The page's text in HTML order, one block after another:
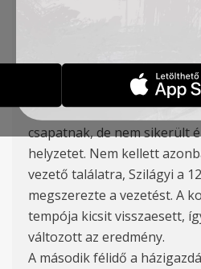
A TSC csapata
első mérkőzését, Szilágyi
megszerezhette volna a
csapatnak, de nem sikerült
helyzetet. Nem kellett
vezető találatra, Szilágyi a
megszerezte a vezetést. A
tempója kicsit visszaesett,
változott az eredmény.
A második félidő a